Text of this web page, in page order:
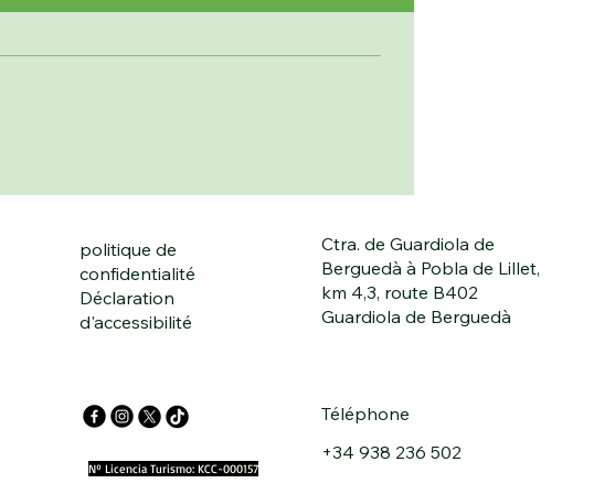
politique de
confidentialité
Déclaration
d'accessibilité
Ctra. de Guardiola de
Berguedà à Pobla de Lillet,
km 4,3, route B402
Guardiola de Berguedà
Téléphone
Nº Licencia Turismo: KCC-000157
+34 938 236 502